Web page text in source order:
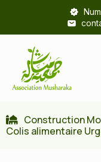
Construction
Colis alimentaire